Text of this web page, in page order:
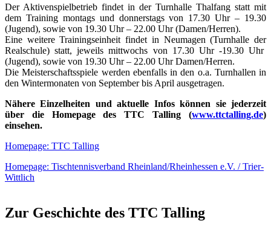
Der Aktivenspielbetrieb findet in der Turnhalle Thalfang statt mit
dem Training montags und donnerstags von 17.30 Uhr – 19.30
(Jugend), sowie von 19.30 Uhr – 22.00 Uhr (Damen/Herren).
Eine weitere Trainingseinheit findet in Neumagen (Turnhalle der
Realschule) statt, jeweils mittwochs von 17.30 Uhr -19.30 Uhr
(Jugend), sowie von 19.30 Uhr – 22.00 Uhr Damen/Herren.
Die Meisterschaftsspiele werden ebenfalls in den o.a. Turnhallen in
den Wintermonaten von September bis April ausgetragen.
Nähere Einzelheiten und aktuelle Infos können sie jederzeit
über die Homepage des TTC Talling (www.ttctalling.de)
einsehen.
Homepage: TTC Talling
Homepage: Tischtennisverband Rheinland/Rheinhessen e.V. / Trier-
Wittlich
Zur Geschichte des TTC Talling